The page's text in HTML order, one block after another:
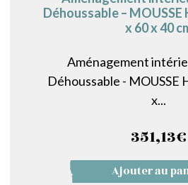
Déhoussable – MOUSSE
x 60 x 40
Aménagement
Déhoussable - MOUSSE
x...
351,13€
Ajouter au